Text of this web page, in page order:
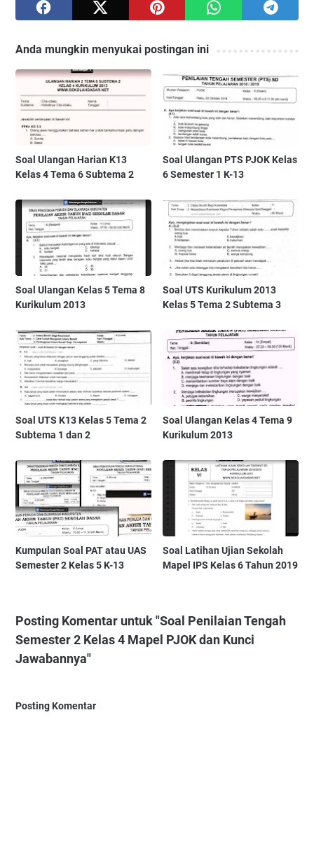
Anda mungkin menyukai postingan ini
Soal Ulangan Harian K13
Kelas 4 Tema 6 Subtema 2
Soal Ulangan PTS PJOK Kelas
6 Semester 1 K-13
Soal Ulangan Kelas 5 Tema 8
Kurikulum 2013
Soal UTS Kurikulum 2013
Kelas 5 Tema 2 Subtema 3
Soal UTS K13 Kelas 5 Tema 2
Subtema 1 dan 2
Soal Ulangan Kelas 4 Tema 9
Kurikulum 2013
Kumpulan Soal PAT atau UAS
Semester 2 Kelas 5 K-13
Soal Latihan Ujian Sekolah
Mapel IPS Kelas 6 Tahun 2019
Posting Komentar untuk "Soal Penilaian Tengah
Semester 2 Kelas 4 Mapel PJOK dan Kunci
Jawabannya"
Posting Komentar